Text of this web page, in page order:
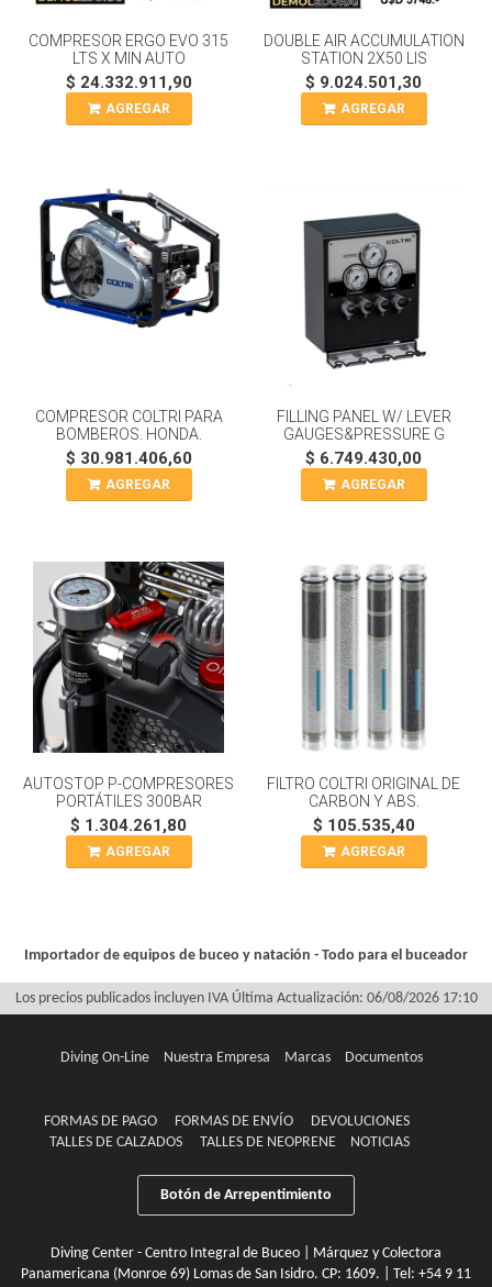
COMPRESOR ERGO EVO 315
LTS X MIN AUTO
$ 24.332.911,90
AGREGAR
DOUBLE AIR ACCUMULATION
STATION 2X50 LIS
$ 9.024.501,30
AGREGAR
COMPRESOR COLTRI PARA
BOMBEROS. HONDA.
$ 30.981.406,60
AGREGAR
FILLING PANEL W/ LEVER
GAUGES&PRESSURE G
$ 6.749.430,00
AGREGAR
AUTOSTOP P-COMPRESORES
PORTÁTILES 300BAR
$ 1.304.261,80
AGREGAR
FILTRO COLTRI ORIGINAL DE
CARBON Y ABS.
$ 105.535,40
AGREGAR
Importador de equipos de buceo y natación - Todo para el buceador
Los precios publicados incluyen IVA Última Actualización: 06/08/2026 17:10
Diving On-Line Nuestra Empresa Marcas Documentos
FORMAS DE PAGO FORMAS DE ENVÍO
DEVOLUCIONES
TALLES DE CALZADOS
TALLES DE NEOPRENE NOTICIAS
Botón de Arrepentimiento
Diving Center - Centro Integral de Buceo | Márquez y Colectora
Panamericana (Monroe 69) Lomas de San Isidro. CP: 1609. | Tel: +54 9 11